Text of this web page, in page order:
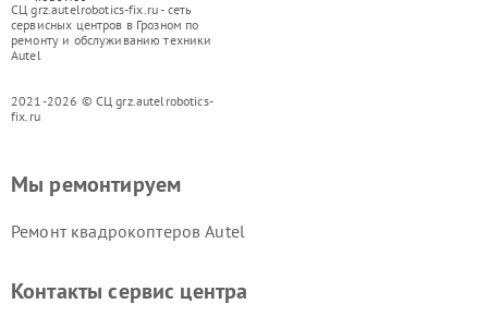
СЦ grz.autelrobotics-fix.ru - сеть
сервисных центров в Грозном по
ремонту и обслуживанию техники
Autel
2021-2026 © СЦ grz.autelrobotics-
fix.ru
Мы ремонтируем
Ремонт квадрокоптеров Autel
Контакты сервис центра